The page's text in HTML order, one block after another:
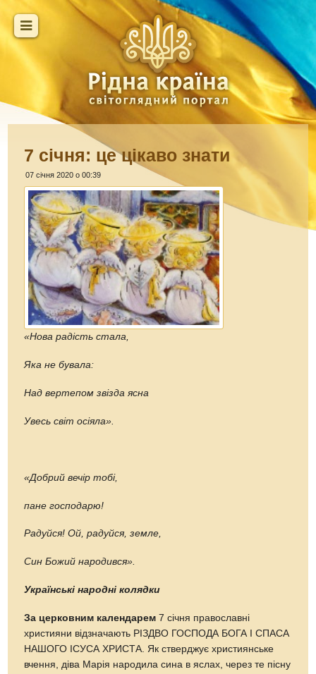
7 січня: це цікаво знати
07 січня 2020 о 00:39
«Нова радість стала,
Яка не бувала:
Над вертепом звізда ясна
Увесь світ осіяла».
«Добрий вечір тобі,
пане господарю!
Радуйся! Ой, радуйся, земле,
Син Божий народився».
Українські народні колядки
За церковним календарем 7 січня православні
християни відзначають РІЗДВО ГОСПОДА БОГА І СПАСА
НАШОГО ІСУСА ХРИСТА. Як стверджує християнське
вчення, діва Марія народила сина в яслах, через те пісну